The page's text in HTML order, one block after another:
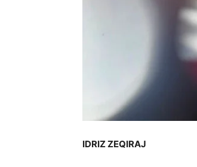
IDRIZ ZEQIRAJ